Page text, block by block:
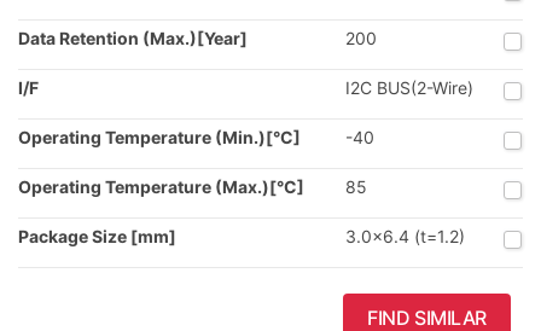
Data Retention (Max.)[Year] 200
I/F I2C BUS(2-Wire)
Operating Temperature (Min.)[°C] -40
Operating Temperature (Max.)[°C] 85
Package Size [mm] 3.0x6.4 (t=1.2)
FIND SIMILAR